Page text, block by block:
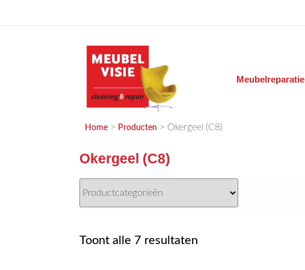
MEUBELVISIE
Passie voor meubels
Meubelreparatie
Home > Producten > Okergeel (C8)
Okergeel (C8)
Toont alle 7 resultaten